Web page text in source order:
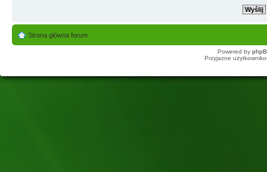
Strona główna forum
Powered by
Przyjazne